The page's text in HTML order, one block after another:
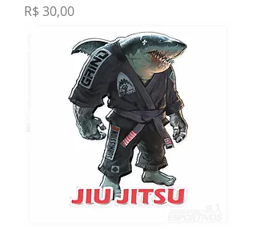
Preço
R$ 30,00